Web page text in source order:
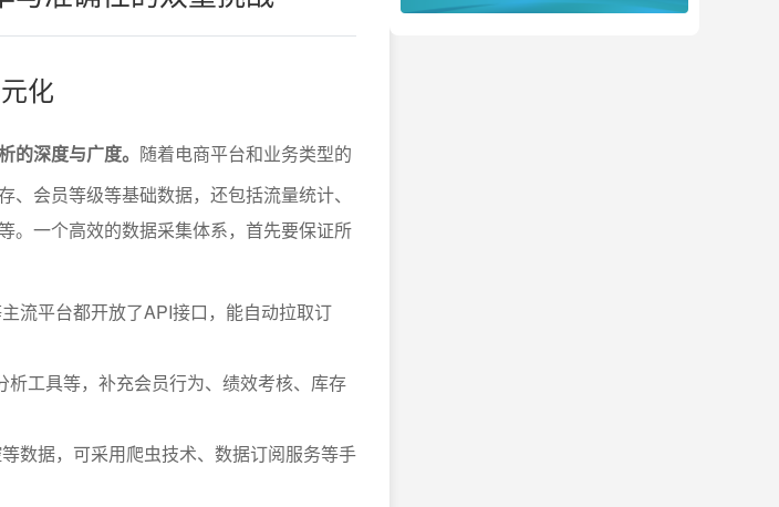
化
的深度与广度。 随着电商平台和业务类型的
会员等级等基础数据，还包括流量统计、
。一个高效的数据采集体系，首先要保证所
流平台都开放了API接口，能自动拉取订
工具等，补充会员行为、绩效考核、库存
数据，可采用爬虫技术、数据订阅服务等手